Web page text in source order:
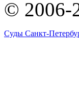
© 2006-
Суды Санкт-